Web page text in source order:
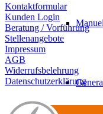
Kontaktformular
Kunden Login
Beratung / Vorführung
Stellenangebote
Impressum
AGB
Widerrufsbelehrung
Datenschutzerklärung